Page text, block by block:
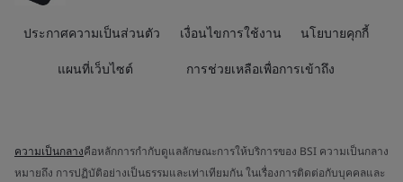
ประกาศความเป็นส่วนตัว เงื่อนไขการใช้งาน นโยบายคุกกี้
แผนที่เว็บไซต์ การช่วยเหลือเพื่อการเข้าถึง
ความเป็นกลางคือหลักการกำกับดูแลลักษณะการให้บริการของ BSI ความเป็นกลาง
หมายถึง การปฏิบัติอย่างเป็นธรรมและเท่าเทียมกัน ในเรื่องการติดต่อกับบุคคลและ